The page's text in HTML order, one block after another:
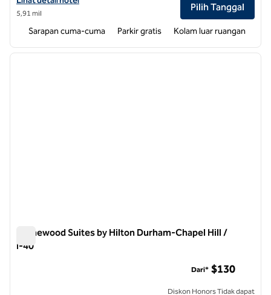
5,91 mil
Pilih Tanggal
Sarapan cuma-cuma Parkir gratis Kolam luar ruangan
1 dari 11
Homewood Suites by Hilton Durham-Chapel Hill /
I-40
Dari* $130
Diskon Honors Tidak dapat